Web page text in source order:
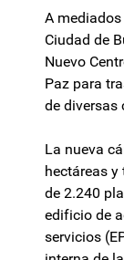
A
Ciudad de
Nuevo
Paz para
de diversas
La nueva
hectáreas
de 2.240
edificio de
servicios